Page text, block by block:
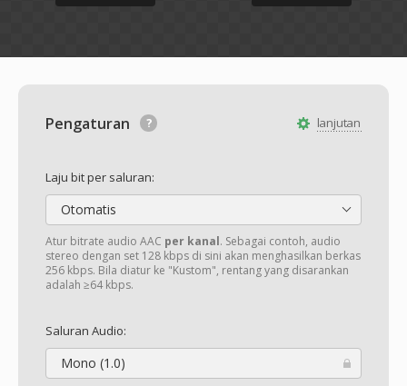
lanjutan
Pengaturan
Laju bit per saluran:
Otomatis
Atur bitrate audio AAC per kanal. Sebagai contoh, audio
stereo dengan set 128 kbps di sini akan menghasilkan berkas
256 kbps. Bila diatur ke "Kustom", rentang yang disarankan
adalah ≥64 kbps.
Saluran Audio:
Mono (1.0)